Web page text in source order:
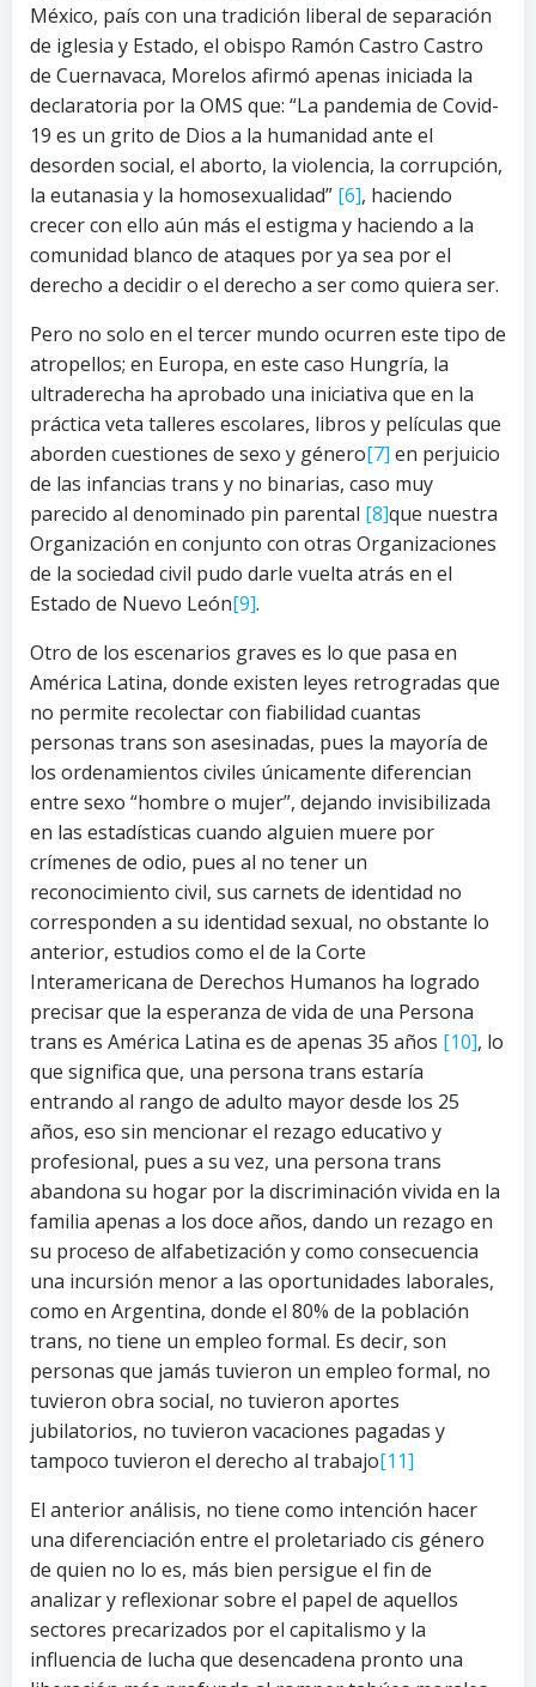
México, país con una tradición liberal de separación
de iglesia y Estado, el obispo Ramón Castro Castro
de Cuernavaca, Morelos afirmó apenas iniciada la
declaratoria por la OMS que: “La pandemia de Covid-
19 es un grito de Dios a la humanidad ante el
desorden social, el aborto, la violencia, la corrupción,
la eutanasia y la homosexualidad” [6], haciendo
crecer con ello aún más el estigma y haciendo a la
comunidad blanco de ataques por ya sea por el
derecho a decidir o el derecho a ser como quiera ser.
Pero no solo en el tercer mundo ocurren este tipo de
atropellos; en Europa, en este caso Hungría, la
ultraderecha ha aprobado una iniciativa que en la
práctica veta talleres escolares, libros y películas que
aborden cuestiones de sexo y género[7] en perjuicio
de las infancias trans y no binarias, caso muy
parecido al denominado pin parental [8]que nuestra
Organización en conjunto con otras Organizaciones
de la sociedad civil pudo darle vuelta atrás en el
Estado de Nuevo León[9].
Otro de los escenarios graves es lo que pasa en
América Latina, donde existen leyes retrogradas que
no permite recolectar con fiabilidad cuantas
personas trans son asesinadas, pues la mayoría de
los ordenamientos civiles únicamente diferencian
entre sexo “hombre o mujer”, dejando invisibilizada
en las estadísticas cuando alguien muere por
crímenes de odio, pues al no tener un
reconocimiento civil, sus carnets de identidad no
corresponden a su identidad sexual, no obstante lo
anterior, estudios como el de la Corte
Interamericana de Derechos Humanos ha logrado
precisar que la esperanza de vida de una Persona
trans es América Latina es de apenas 35 años [10], lo
que significa que, una persona trans estaría
entrando al rango de adulto mayor desde los 25
años, eso sin mencionar el rezago educativo y
profesional, pues a su vez, una persona trans
abandona su hogar por la discriminación vivida en la
familia apenas a los doce años, dando un rezago en
su proceso de alfabetización y como consecuencia
una incursión menor a las oportunidades laborales,
como en Argentina, donde el 80% de la población
trans, no tiene un empleo formal. Es decir, son
personas que jamás tuvieron un empleo formal, no
tuvieron obra social, no tuvieron aportes
jubilatorios, no tuvieron vacaciones pagadas y
tampoco tuvieron el derecho al trabajo[11]
El anterior análisis, no tiene como intención hacer
una diferenciación entre el proletariado cis género
de quien no lo es, más bien persigue el fin de
analizar y reflexionar sobre el papel de aquellos
sectores precarizados por el capitalismo y la
influencia de lucha que desencadena pronto una